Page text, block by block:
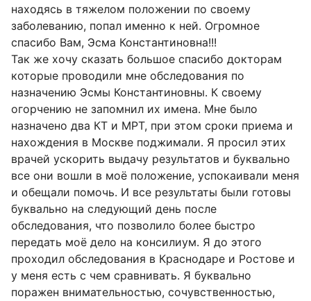
находясь в тяжелом положении по своему
заболеванию, попал именно к ней. Огромное
спасибо Вам, Эсма Константиновна!!!
Так же хочу сказать большое спасибо докторам
которые проводили мне обследования по
назначению Эсмы Константиновны. К своему
огорчению не запомнил их имена. Мне было
назначено два КТ и МРТ, при этом сроки приема и
нахождения в Москве поджимали. Я просил этих
врачей ускорить выдачу результатов и буквально
все они вошли в моё положение, успокаивали меня
и обещали помочь. И все результаты были готовы
буквально на следующий день после
обследования, что позволило более быстро
передать моё дело на консилиум. Я до этого
проходил обследования в Краснодаре и Ростове и
у меня есть с чем сравнивать. Я буквально
поражен внимательностью, сочувственностью,